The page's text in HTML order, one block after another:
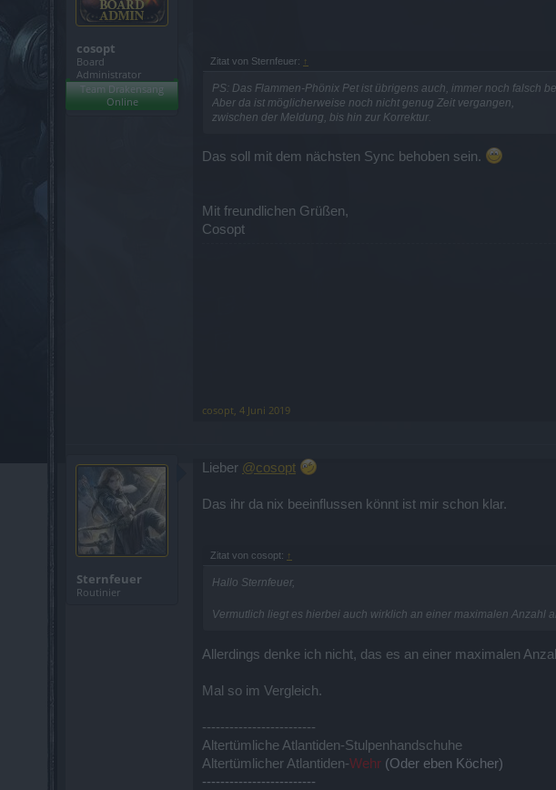
cosopt
Board
Administrator
Team Drakensang
Online
Zitat von Sternfeuer: ↑
PS: Das Flammen-Phönix Pet ist übrigens auch, immer noch falsch
Aber da ist möglicherweise noch nicht genug Zeit vergangen,
zwischen der Meldung, bis hin zur Korrektur.
Das soll mit dem nächsten Sync behoben sein.
Mit freundlichen Grüßen,
Cosopt
cosopt, 4 Juni 2019
Sternfeuer
Routinier
Lieber @cosopt
Das ihr da nix beeinflussen könnt ist mir schon klar.
Zitat von cosopt: ↑
Hallo Sternfeuer,
Vermutlich liegt es hierbei auch wirklich an einer maximalen Anzahl
Allerdings denke ich nicht, das es an einer maximalen
Mal so im Vergleich.
-------------------------
Altertümliche Atlantiden-Stulpenhandschuhe
Altertümlicher Atlantiden-Wehr (Oder eben Köcher)
-------------------------